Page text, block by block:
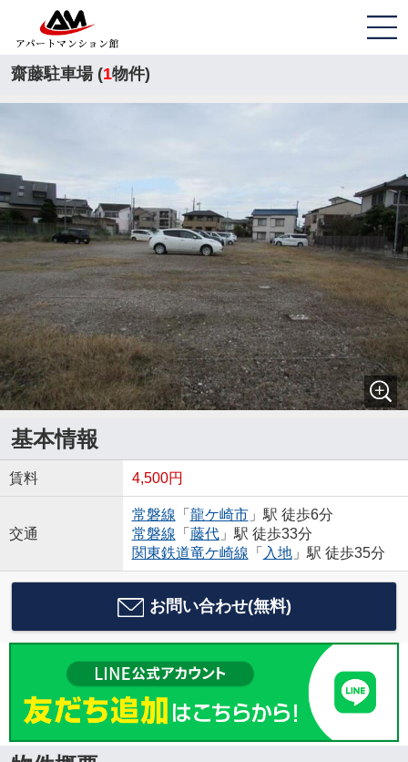
齋藤駐車場 (1物件)
基本情報
賃料 4,500円
交通
常磐線 「 龍ケ崎市」駅 徒歩6分
常磐線 「 藤代」駅 徒歩33分
関東鉄道竜ケ崎線 「 入地」駅 徒歩35分
お問い合わせ(無料)